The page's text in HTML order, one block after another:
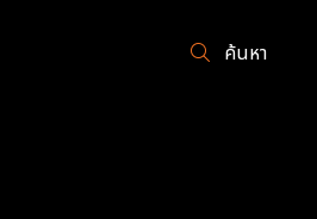
ค้นหา